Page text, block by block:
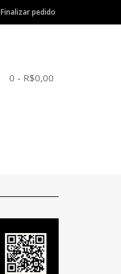
Finalizar pedido
0 - R$0,00